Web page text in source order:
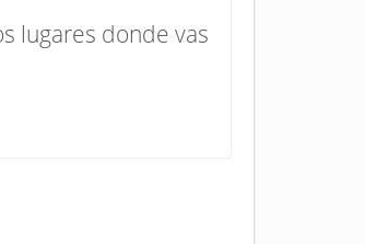
lugares donde vas